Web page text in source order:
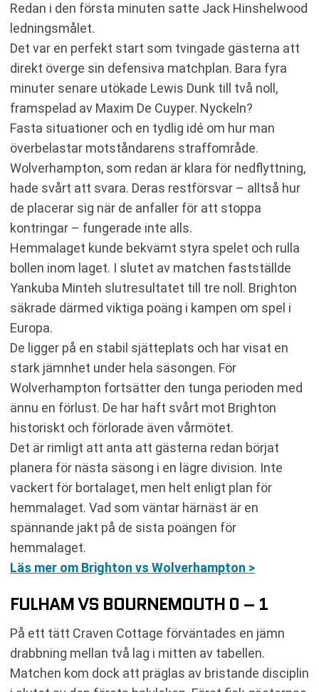
Redan i den första minuten satte Jack Hinshelwood
ledningsmålet.
Det var en perfekt start som tvingade gästerna att
direkt överge sin defensiva matchplan. Bara fyra
minuter senare utökade Lewis Dunk till två noll,
framspelad av Maxim De Cuyper. Nyckeln?
Fasta situationer och en tydlig idé om hur man
överbelastar motståndarens straffområde.
Wolverhampton, som redan är klara för nedflyttning,
hade svårt att svara. Deras restförsvar – alltså hur
de placerar sig när de anfaller för att stoppa
kontringar – fungerade inte alls.
Hemmalaget kunde bekvämt styra spelet och rulla
bollen inom laget. I slutet av matchen fastställde
Yankuba Minteh slutresultatet till tre noll. Brighton
säkrade därmed viktiga poäng i kampen om spel i
Europa.
De ligger på en stabil sjätteplats och har visat en
stark jämnhet under hela säsongen. För
Wolverhampton fortsätter den tunga perioden med
ännu en förlust. De har haft svårt mot Brighton
historiskt och förlorade även vårmötet.
Det är rimligt att anta att gästerna redan börjat
planera för nästa säsong i en lägre division. Inte
vackert för bortalaget, men helt enligt plan för
hemmalaget. Vad som väntar härnäst är en
spännande jakt på de sista poängen för
hemmalaget.
Läs mer om Brighton vs Wolverhampton >
FULHAM VS BOURNEMOUTH 0 – 1
På ett tätt Craven Cottage förväntades en jämn
drabbning mellan två lag i mitten av tabellen.
Matchen kom dock att präglas av bristande disciplin